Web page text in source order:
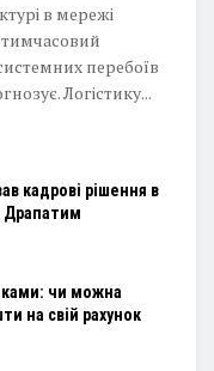
в мережі
перебоїв
Логістику...
кадрові рішення в
Драпатим
чи можна
на свій рахунок